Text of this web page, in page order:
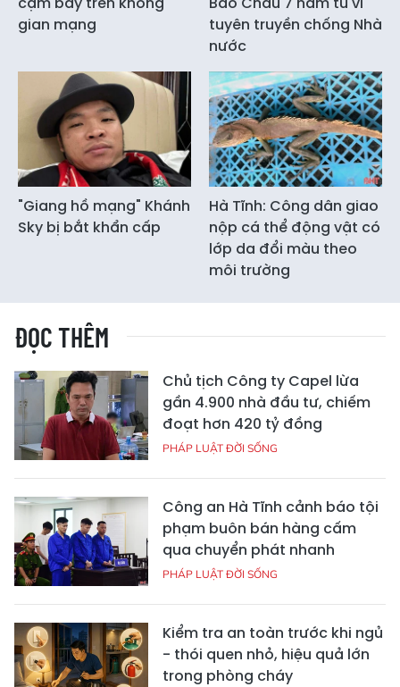
gian mạng
tuyên truyền chống Nhà
nước
"Giang hồ mạng" Khánh
Sky bị bắt khẩn cấp
Hà Tĩnh: Công dân giao
nộp cá thể động vật có
lớp da đổi màu theo
môi trường
ĐỌC THÊM
Chủ tịch Công ty Capel lừa
gần 4.900 nhà đầu tư, chiếm
đoạt hơn 420 tỷ đồng
PHÁP LUẬT ĐỜI SỐNG
Công an Hà Tĩnh cảnh báo tội
phạm buôn bán hàng cấm
qua chuyển phát nhanh
PHÁP LUẬT ĐỜI SỐNG
Kiểm tra an toàn trước khi ngủ
- thói quen nhỏ, hiệu quả lớn
trong phòng cháy